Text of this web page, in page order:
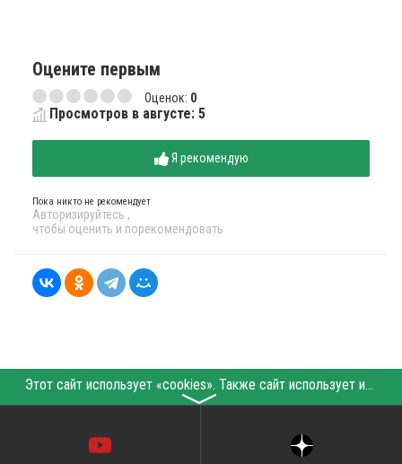
Оцените первым
Оценок: 0
Просмотров в августе: 5
Я рекомендую
Пока никто не рекомендует
Авторизируйтесь ,
чтобы оценить и порекомендовать
Этот сайт использует «cookies». Также сайт использует интернет-сервис для сбора технических данных касательно посетителей с целью получения маркетинговой и статистической информации. Условия обработки данных посетителей сайта см.
〉